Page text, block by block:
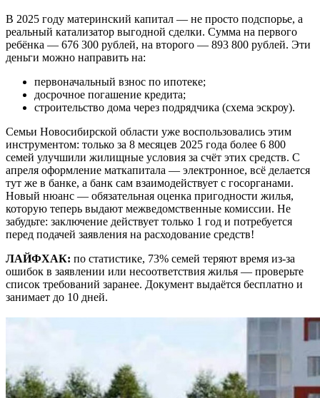
В 2025 году материнский капитал — не просто подспорье, а
реальный катализатор выгодной сделки. Сумма на первого
ребёнка — 676 300 рублей, на второго — 893 800 рублей. Эти
деньги можно направить на:
первоначальный взнос по ипотеке;
досрочное погашение кредита;
строительство дома через подрядчика (схема эскроу).
Семьи Новосибирской области уже воспользовались этим
инструментом: только за 8 месяцев 2025 года более 6 800
семей улучшили жилищные условия за счёт этих средств. С
апреля оформление маткапитала — электронное, всё делается
тут же в банке, а банк сам взаимодействует с госорганами.
Новый нюанс — обязательная оценка пригодности жилья,
которую теперь выдают межведомственные комиссии. Не
забудьте: заключение действует только 1 год и потребуется
перед подачей заявления на расходование средств!
ЛАЙФХАК: по статистике, 73% семей теряют время из-за
ошибок в заявлении или несоответствия жилья — проверьте
список требований заранее. Документ выдаётся бесплатно и
занимает до 10 дней.